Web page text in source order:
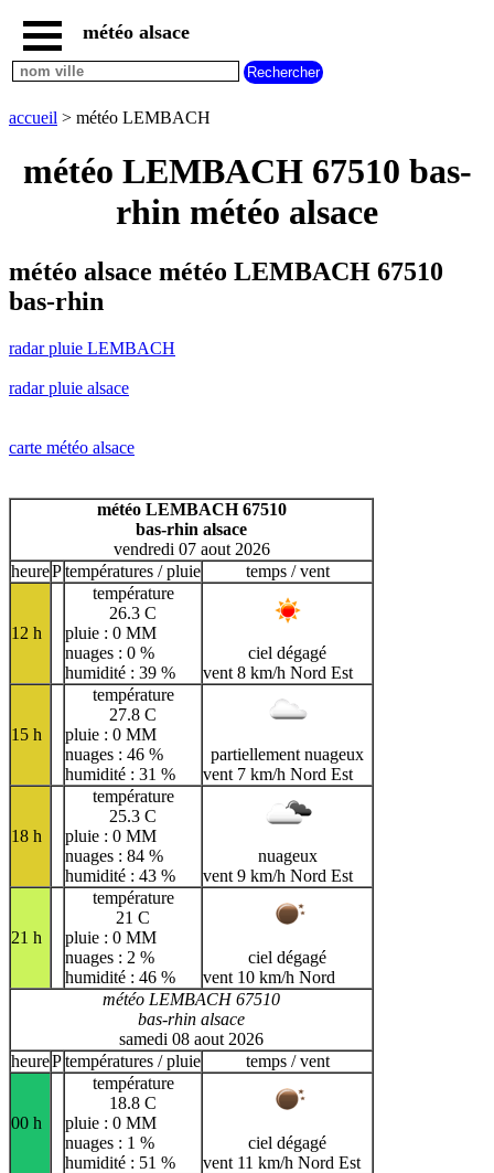
accueil
radar
LEMBACH
météo
alsace
carte
météo
météo
H
I J K L M
N
T
U
V
W X Y Z
météo alsace
accueil > météo LEMBACH
météo LEMBACH 67510 bas-
rhin météo alsace
météo alsace météo LEMBACH 67510
bas-rhin
radar pluie LEMBACH
radar pluie alsace
carte météo alsace
météo LEMBACH 67510
bas-rhin alsace
vendredi 07 aout 2026
heurePtempératures / pluie temps / vent
12 h
température
26.3 C
pluie : 0 MM
nuages : 0 %
humidité : 39 %
ciel dégagé
vent 8 km/h Nord Est
15 h
température
27.8 C
pluie : 0 MM
nuages : 46 %
humidité : 31 %
partiellement nuageux
vent 7 km/h Nord Est
18 h
température
25.3 C
pluie : 0 MM
nuages : 84 %
humidité : 43 %
nuageux
vent 9 km/h Nord Est
21 h
température
21 C
pluie : 0 MM
nuages : 2 %
humidité : 46 %
ciel dégagé
vent 10 km/h Nord
météo LEMBACH 67510
bas-rhin alsace
samedi 08 aout 2026
heurePtempératures / pluie temps / vent
00 h
température
18.8 C
pluie : 0 MM
nuages : 1 %
humidité : 51 %
ciel dégagé
vent 11 km/h Nord Est